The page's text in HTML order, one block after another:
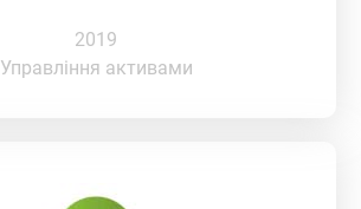
2019
Управління активами